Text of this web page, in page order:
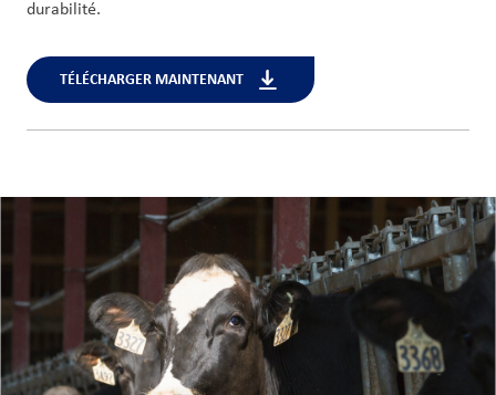
durabilité.
TÉLÉCHARGER MAINTENANT